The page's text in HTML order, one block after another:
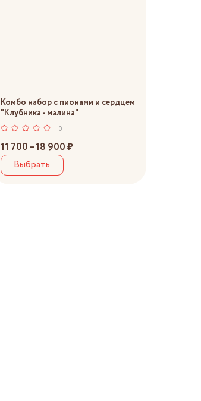
Комбо набор с пионами и сердцем
"Клубника - малина"
0
11 700 – 18 900 ₽
Выбрать